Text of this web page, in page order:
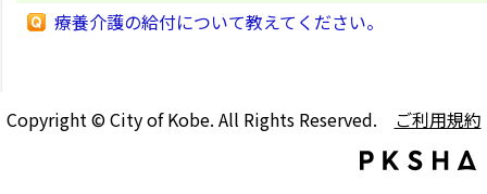
療養介護の給付について教えてください。
Copyright © City of Kobe. All Rights Reserved. ご利用規約